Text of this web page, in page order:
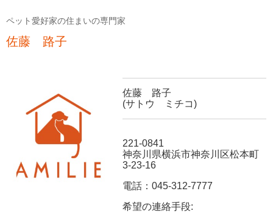
ペット愛好家の住まいの専門家
佐藤 路子
佐藤 路子
(サトウ ミチコ)
221-0841
神奈川県横浜市神奈川区松本町
3-23-16
電話：045-312-7777
希望の連絡手段: